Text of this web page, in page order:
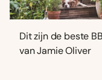
Dit zijn de beste
van Jamie Oliver